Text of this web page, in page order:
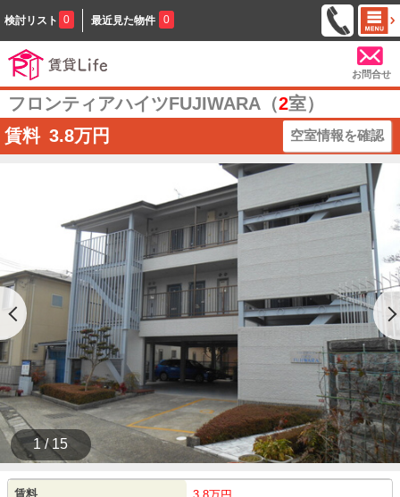
検討リスト 0 最近見た物件 0
お問合せ
フロンティアハイツFUJIWARA（2室）
賃料 3.8万円 空室情報を確認
1 / 15
賃料